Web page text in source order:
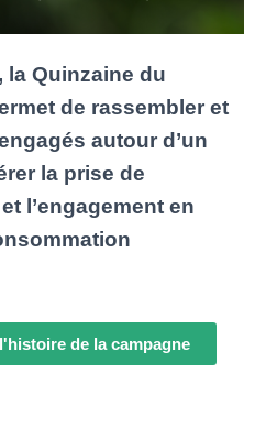
T
la Quinzaine du
de rassembler et
autour d’un
la prise de
l’engagement en
de la campagne